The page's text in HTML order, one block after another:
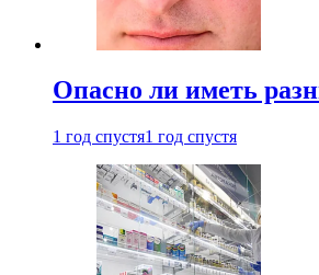
Опасно ли иметь
1 год спустя1 год спустя